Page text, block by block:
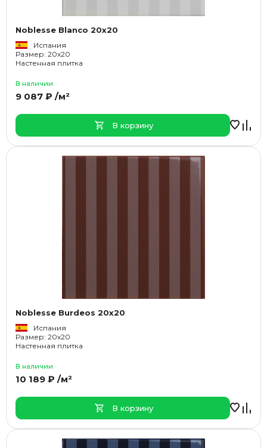
Noblesse Blanco 20x20
Испания
Размер: 20x20
Настенная плитка
В наличии
9 087 ₽ /м²
В корзину
Noblesse Burdeos 20x20
Испания
Размер: 20x20
Настенная плитка
В наличии
10 189 ₽ /м²
В корзину